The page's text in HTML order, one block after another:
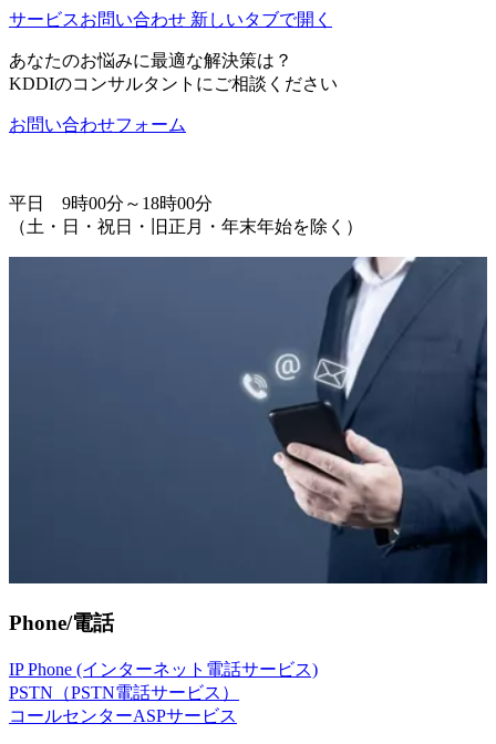
サービスお問い合わせ 新しいタブで開く
あなたのお悩みに最適な解決策は？
KDDIのコンサルタントにご相談ください
お問い合わせフォーム
平日 9時00分～18時00分
（土・日・祝日・旧正月・年末年始を除く）
Phone/電話
IP Phone (インターネット電話サービス)
PSTN（PSTN電話サービス）
コールセンターASPサービス